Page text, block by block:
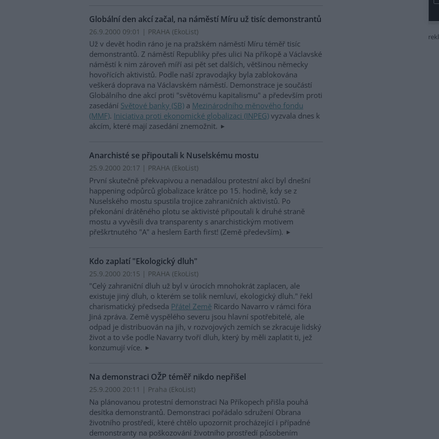
Globální den akcí začal, na náměstí Míru už tisíc demonstrantů
26.9.2000 09:01 | PRAHA (EkoList)
Už v devět hodin ráno je na pražském náměstí Míru téměř tisíc
demonstrantů. Z náměstí Republiky přes ulici Na příkopě a Václavské
náměstí k nim zároveň míří asi pět set dalších, většinou německy
hovořících aktivistů. Podle naší zpravodajky byla zablokována
veškerá doprava na Václavském náměstí. Demonstrace je součástí
Globálního dne akcí proti "světovému kapitalismu" a především proti
zasedání Světové banky (SB) a Mezinárodního měnového fondu
(MMF). Iniciativa proti ekonomické globalizaci (INPEG) vyzvala dnes k
akcím, které mají zasedání znemožnit.
Anarchisté se připoutali k Nuselskému mostu
25.9.2000 20:17 | PRAHA (EkoList)
První skutečně překvapivou a nenadálou protestní akcí byl dnešní
happening odpůrců globalizace krátce po 15. hodině, kdy se z
Nuselského mostu spustila trojice zahraničních aktivistů. Po
překonání drátěného plotu se aktivisté připoutali k druhé straně
mostu a vyvěsili dva transparenty s anarchistickým motivem
přeškrtnutého "A" a heslem Earth first! (Země především).
Kdo zaplatí "Ekologický dluh"
25.9.2000 20:15 | PRAHA (EkoList)
"Celý zahraniční dluh už byl v úrocích mnohokrát zaplacen, ale
existuje jiný dluh, o kterém se tolik nemluví, ekologický dluh." řekl
charismatický předseda Přátel Země Ricardo Navarro v rámci fóra
Jiná zpráva. Země vyspělého severu jsou hlavní spotřebitelé, ale
odpad je distribuován na jih, v rozvojových zemích se zkracuje lidský
život a to vše podle Navarry tvoří dluh, který by měli zaplatit ti, jež
konzumují více.
Na demonstraci OŽP téměř nikdo nepřišel
25.9.2000 20:11 | Praha (EkoList)
Na plánovanou protestní demonstraci Na Příkopech přišla pouhá
desítka demonstrantů. Demonstraci pořádalo sdružení Obrana
životního prostředí, které chtělo upozornit procházející i případné
demonstranty na poškozování životního prostředí působením